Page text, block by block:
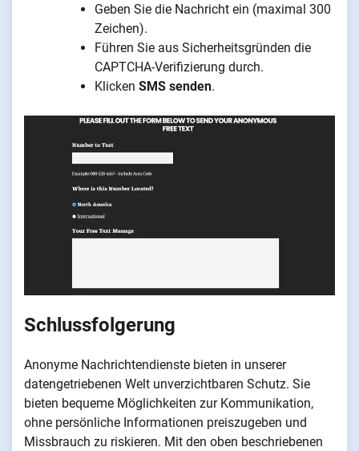
Geben Sie die Nachricht ein (maximal 300
Zeichen).
Führen Sie aus Sicherheitsgründen die
CAPTCHA-Verifizierung durch.
Klicken SMS senden.
Schlussfolgerung
Anonyme Nachrichtendienste bieten in unserer
datengetriebenen Welt unverzichtbaren Schutz. Sie
bieten bequeme Möglichkeiten zur Kommunikation,
ohne persönliche Informationen preiszugeben und
Missbrauch zu riskieren. Mit den oben beschriebenen